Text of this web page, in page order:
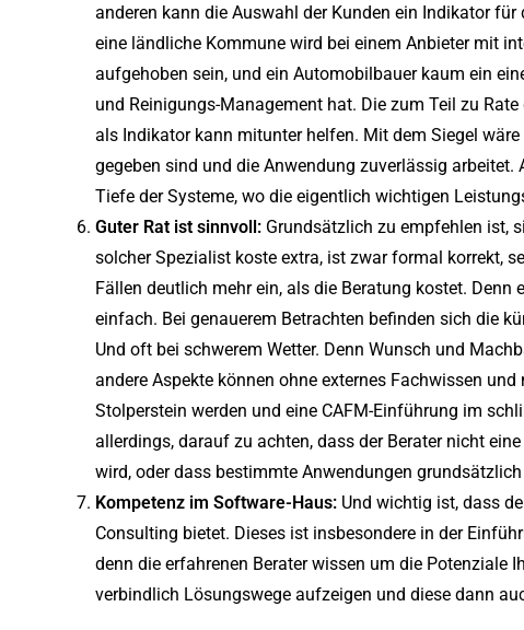
anderen kann die Auswahl der Kunden ein Indikator
eine ländliche Kommune wird bei einem Anbieter mit
aufgehoben sein, und ein Automobilbauer kaum ein
und Reinigungs-Management hat. Die zum Teil zu
als Indikator kann mitunter helfen. Mit dem Siegel
gegeben sind und die Anwendung zuverlässig
Tiefe der Systeme, wo die eigentlich wichtigen
Guter Rat ist sinnvoll: Grundsätzlich zu empfehlen ist,
solcher Spezialist koste extra, ist zwar formal korrekt,
Fällen deutlich mehr ein, als die Beratung kostet.
einfach. Bei genauerem Betrachten befinden sich die
Und oft bei schwerem Wetter. Denn Wunsch und
andere Aspekte können ohne externes Fachwissen
Stolperstein werden und eine CAFM-Einführung im
allerdings, darauf zu achten, dass der Berater nicht
wird, oder dass bestimmte Anwendungen
Kompetenz im Software-Haus: Und wichtig ist, dass
Consulting bietet. Dieses ist insbesondere in der
denn die erfahrenen Berater wissen um die Potenziale
verbindlich Lösungswege aufzeigen und diese dann